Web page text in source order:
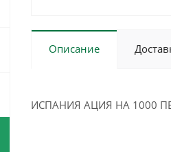
Описание
ИСПАНИЯ АЦИЯ НА 1000